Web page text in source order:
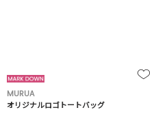
MURUA
オリジナルロゴトートバッグ